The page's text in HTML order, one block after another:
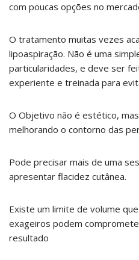
com poucas opções no
O tratamento muitas vezes
lipoaspiração. Não é uma
particularidades, e deve ser
experiente e treinada para
O Objetivo não é estético,
melhorando o contorno das
Pode precisar mais de uma
apresentar flacidez cutânea.
Existe um limite de volume
exageiros podem
resultado